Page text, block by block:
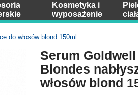
Kosmetyka i
wyposażenie
do włosów blond 150ml
Serum
Blondes
włosów blond